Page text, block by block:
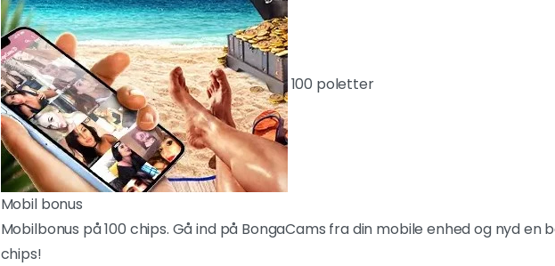
100 poletter
Mobil bonus
Mobilbonus på 100 chips. Gå ind på BongaCams fra din mobile enhed og nyd en
chips!